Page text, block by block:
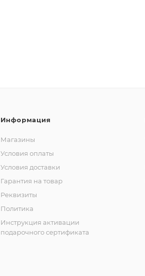
Информация
Магазины
Условия оплаты
Условия доставки
Гарантия на товар
Реквизиты
Политика
Инструкция активации
подарочного сертификата